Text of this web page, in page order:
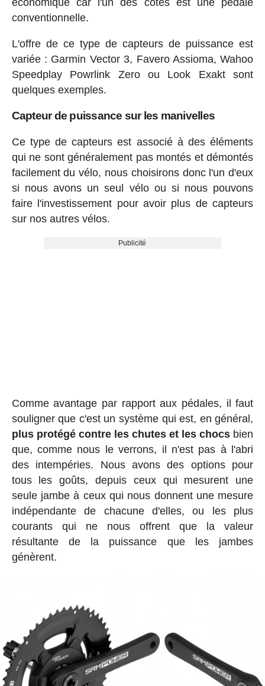
conventionnelle.
L'offre de ce type de capteurs de puissance est
variée : Garmin Vector 3, Favero Assioma, Wahoo
Speedplay Powrlink Zero ou Look Exakt sont
quelques exemples.
Capteur de puissance sur les manivelles
Ce type de capteurs est associé à des éléments
qui ne sont généralement pas montés et démontés
facilement du vélo, nous choisirons donc l'un d'eux
si nous avons un seul vélo ou si nous pouvons
faire l'investissement pour avoir plus de capteurs
sur nos autres vélos.
Publicité
Comme avantage par rapport aux pédales, il faut
souligner que c'est un système qui est, en général,
plus protégé contre les chutes et les chocs bien
que, comme nous le verrons, il n'est pas à l'abri
des intempéries. Nous avons des options pour
tous les goûts, depuis ceux qui mesurent une
seule jambe à ceux qui nous donnent une mesure
indépendante de chacune d'elles, ou les plus
courants qui ne nous offrent que la valeur
résultante de la puissance que les jambes
génèrent.